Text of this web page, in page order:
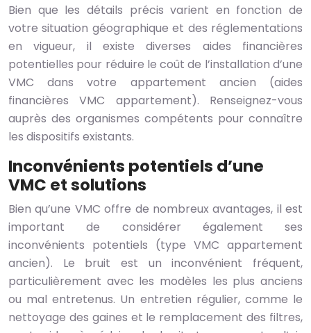
Bien que les détails précis varient en fonction de
votre situation géographique et des réglementations
en vigueur, il existe diverses aides financières
potentielles pour réduire le coût de l’installation d’une
VMC dans votre appartement ancien (aides
financières VMC appartement). Renseignez-vous
auprès des organismes compétents pour connaître
les dispositifs existants.
Inconvénients potentiels d’une
VMC et solutions
Bien qu’une VMC offre de nombreux avantages, il est
important de considérer également ses
inconvénients potentiels (type VMC appartement
ancien). Le bruit est un inconvénient fréquent,
particulièrement avec les modèles les plus anciens
ou mal entretenus. Un entretien régulier, comme le
nettoyage des gaines et le remplacement des filtres,